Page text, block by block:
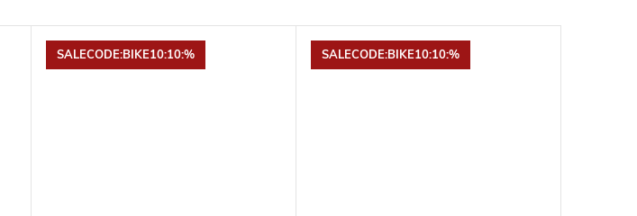
SALECODE:BIKE10:10:% SALECODE:BIKE10:10:%